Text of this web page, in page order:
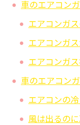
車のエアコン
エアコンガ
エアコンガ
エアコンガ
車のエアコン
エアコンの
風は出るの